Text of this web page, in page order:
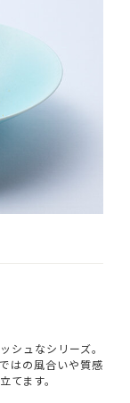
シュなシリーズ。
はの風合いや質感
てます。